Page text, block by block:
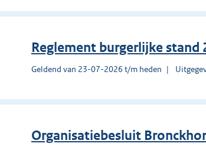
Reglement burgerlijke stand
Geldend van 23-07-2026 t/m heden
Organisatiebesluit